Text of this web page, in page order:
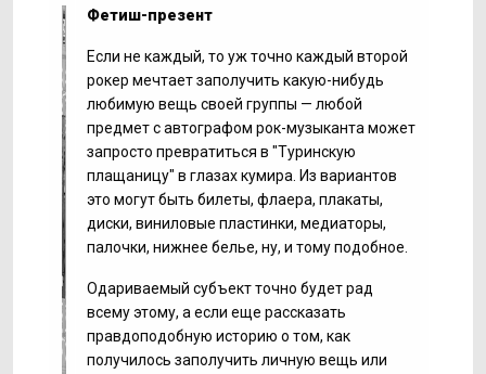
Фетиш-презент
Если не каждый, то уж точно каждый второй
рокер мечтает заполучить какую-нибудь
любимую вещь своей группы — любой
предмет с автографом рок-музыканта может
запросто превратиться в "Туринскую
плащаницу" в глазах кумира. Из вариантов
это могут быть билеты, флаера, плакаты,
диски, виниловые пластинки, медиаторы,
палочки, нижнее белье, ну, и тому подобное.
Одариваемый субъект точно будет рад
всему этому, а если еще рассказать
правдоподобную историю о том, как
получилось заполучить личную вещь или